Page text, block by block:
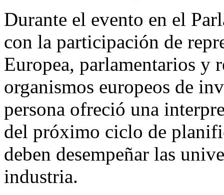
Durante el evento en el
con la participación de
Europea, parlamentarios y
organismos europeos de
persona ofreció una
del próximo ciclo de
deben desempeñar las
industria.